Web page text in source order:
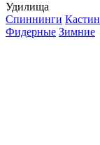
Удилища
Спиннинги
Фидерные Зимние